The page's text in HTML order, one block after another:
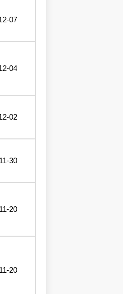
07
04
02
30
20
20